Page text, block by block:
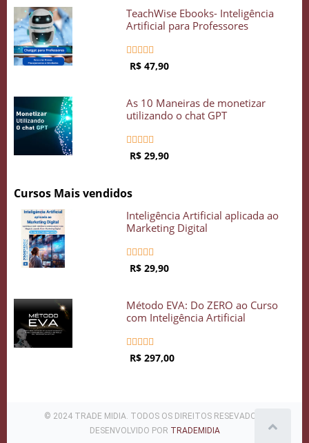
TeachWise Ebooks- Inteligência
Artificial para Professores
    
R$ 47,90
As 10 Maneiras de monetizar
utilizando o chat GPT
    
R$ 29,90
Cursos Mais vendidos
Inteligência Artificial aplicada ao
Marketing Digital
    
R$ 29,90
Método EVA: Do ZERO ao Curso
com Inteligência Artificial
    
R$ 297,00
© 2024 TRADE MIDIA. TODOS OS DIREITOS RESEVADOS .
DESENVOLVIDO POR TRADEMIDIA